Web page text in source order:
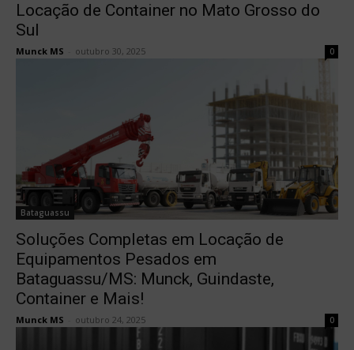
Locação de Container no Mato Grosso do
Sul
Munck MS outubro 30, 2025 0
Bataguassu
Soluções Completas em Locação de
Equipamentos Pesados em
Bataguassu/MS: Munck, Guindaste,
Container e Mais!
Munck MS outubro 24, 2025 0